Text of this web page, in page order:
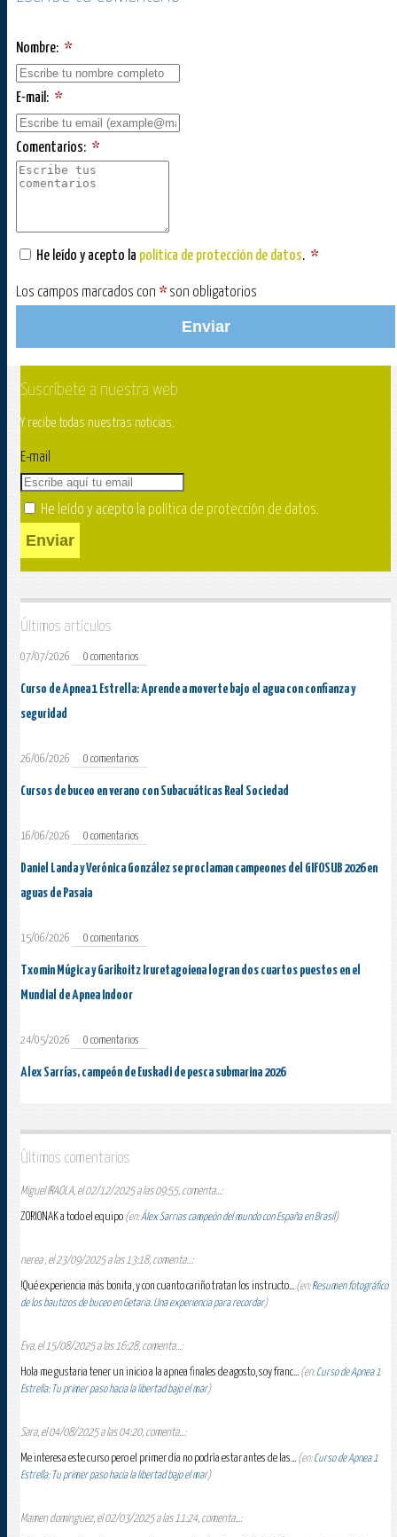
Nombre: *
E-mail: *
Comentarios: *
He leído y acepto la política de protección de datos. *
Los campos marcados con * son obligatorios
Enviar
Suscríbete a nuestra web
Y recibe todas nuestras noticias.
E-mail
He leído y acepto la política de protección de datos.
Enviar
Últimos artículos
07/07/2026 0 comentarios
Curso de Apnea 1 Estrella: Aprende a moverte bajo el agua con confianza y
seguridad
26/06/2026 0 comentarios
Cursos de buceo en verano con Subacuáticas Real Sociedad
16/06/2026 0 comentarios
Daniel Landa y Verónica González se proclaman campeones del GIFOSUB 2026 en
aguas de Pasaia
15/06/2026 0 comentarios
Txomin Múgica y Garikoitz Iruretagoiena logran dos cuartos puestos en el
Mundial de Apnea Indoor
24/05/2026 0 comentarios
Alex Sarrías, campeón de Euskadi de pesca submarina 2026
Últimos comentarios
Miguel IRAOLA, el 02/12/2025 a las 09:55, comenta...:
ZORIONAK a todo el equipo (en:Álex Sarrias campeón del mundo con España en Brasil)
nerea , el 23/09/2025 a las 13:18, comenta...:
!Qué experiencia más bonita, y con cuanto cariño tratan los instructo... (en:Resumen fotográfico
de los bautizos de buceo en Getaria. Una experiencia para recordar)
Eva, el 15/08/2025 a las 16:28, comenta...:
Hola me gustaria tener un inicio a la apnea finales de agosto, soy franc... (en:Curso de Apnea 1
Estrella: Tu primer paso hacia la libertad bajo el mar)
Sara, el 04/08/2025 a las 04:20, comenta...:
Me interesa este curso pero el primer día no podría estar antes de las... (en:Curso de Apnea 1
Estrella: Tu primer paso hacia la libertad bajo el mar)
Mamen dominguez, el 02/03/2025 a las 11:24, comenta...: